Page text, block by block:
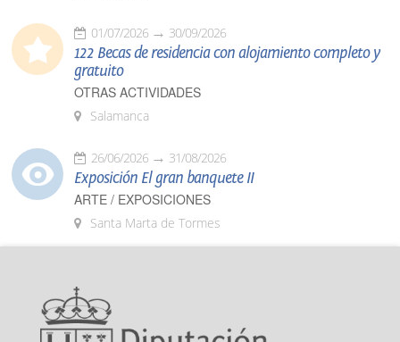
01/07/2026 30/09/2026
122 Becas de residencia con alojamiento completo y
gratuito
OTRAS ACTIVIDADES
Salamanca
26/06/2026 31/08/2026
Exposición El gran banquete II
ARTE / EXPOSICIONES
Santa Marta de Tormes